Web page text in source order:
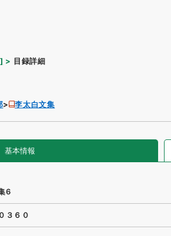
目録詳細
李太白文集
基本情報
6
３６０